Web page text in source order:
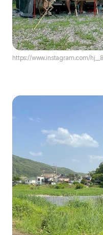
https://www.instagram.com/